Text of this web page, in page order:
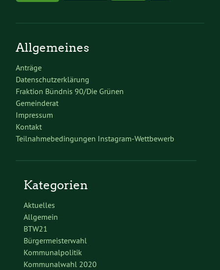
Allgemeines
Anträge
Datenschutzerklärung
Fraktion Bündnis 90/Die Grünen
Gemeinderat
Impressum
Kontakt
Teilnahmebedingungen Instagram-Wettbewerb
Kategorien
Aktuelles
Allgemein
BTW21
Bürgermeisterwahl
Kommunalpolitik
Kommunalwahl 2020